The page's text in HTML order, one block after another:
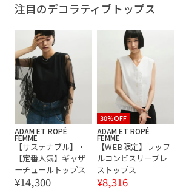
注目のデコラティブトップス
ADAM ET ROPÉ
FEMME
【サステナブル】・
【定番人気】ギャザ
ーチュールトップス
¥14,300
30%OFF
ADAM ET ROPÉ
FEMME
【WEB限定】ラッフ
ルコンビスリーブレ
ストップス
¥8,316